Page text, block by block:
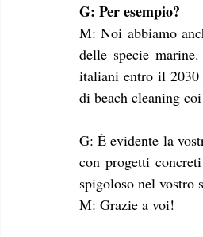
G: Per esempio?
M: Noi abbiamo
delle specie
italiani entro il 2030
di beach cleaning
G: È evidente la
con progetti
spigoloso nel vostro
M: Grazie a voi!